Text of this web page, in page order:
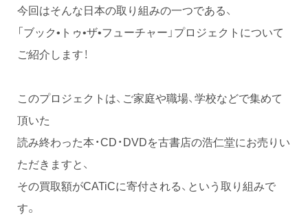
今回はそんな日本の取り組みの一つである、
「ブック•トゥ•ザ•フューチャー」プロジェクトについて
ご紹介します！
このプロジェクトは、ご家庭や職場、学校などで集めて
頂いた
読み終わった本・CD・DVDを古書店の浩仁堂にお売りい
ただきますと、
その買取額がCATiCに寄付される、という取り組みで
す。